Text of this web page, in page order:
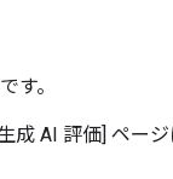
す。
成 AI 評価] ページ